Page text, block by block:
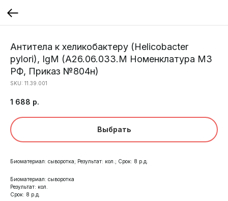
Антитела к хеликобактеру (Helicobacter
pylori), IgМ (A26.06.033.М Номенклатура МЗ
РФ, Приказ №804н)
SKU: 11.39.001
1 688 р.
Выбрать
Биоматериал: сыворотка; Результат: кол.; Срок: 8 р.д.
Биоматериал: сыворотка
Результат: кол.
Срок: 8 р.д.